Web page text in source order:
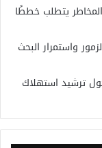
يتطلب خططًا
واستمرار البحث
ترشيد استهلاك